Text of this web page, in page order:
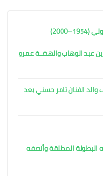
عبد الوهاب والهضبة عمرو
الفنان تامر حسني بعد
المطلقة وأنصفه